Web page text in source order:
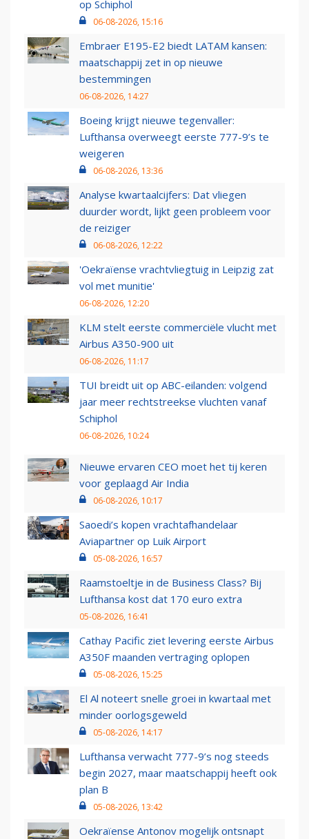
op Schiphol
06-08-2026, 15:16
Embraer E195-E2 biedt LATAM kansen:
maatschappij zet in op nieuwe
bestemmingen
06-08-2026, 14:27
Boeing krijgt nieuwe tegenvaller:
Lufthansa overweegt eerste 777-9’s te
weigeren
06-08-2026, 13:36
Analyse kwartaalcijfers: Dat vliegen
duurder wordt, lijkt geen probleem voor
de reiziger
06-08-2026, 12:22
'Oekraïense vrachtvliegtuig in Leipzig zat
vol met munitie'
06-08-2026, 12:20
KLM stelt eerste commerciële vlucht met
Airbus A350-900 uit
06-08-2026, 11:17
TUI breidt uit op ABC-eilanden: volgend
jaar meer rechtstreekse vluchten vanaf
Schiphol
06-08-2026, 10:24
Nieuwe ervaren CEO moet het tij keren
voor geplaagd Air India
06-08-2026, 10:17
Saoedi’s kopen vrachtafhandelaar
Aviapartner op Luik Airport
05-08-2026, 16:57
Raamstoeltje in de Business Class? Bij
Lufthansa kost dat 170 euro extra
05-08-2026, 16:41
Cathay Pacific ziet levering eerste Airbus
A350F maanden vertraging oplopen
05-08-2026, 15:25
El Al noteert snelle groei in kwartaal met
minder oorlogsgeweld
05-08-2026, 14:17
Lufthansa verwacht 777-9’s nog steeds
begin 2027, maar maatschappij heeft ook
plan B
05-08-2026, 13:42
Oekraïense Antonov mogelijk ontsnapt